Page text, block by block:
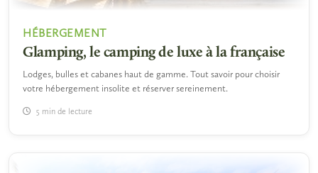
HÉBERGEMENT
Glamping, le camping de luxe à la française
Lodges, bulles et cabanes haut de gamme. Tout savoir pour choisir
votre hébergement insolite et réserver sereinement.
5 min de lecture